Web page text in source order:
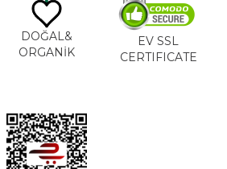
DOĞAL&
ORGANİK
EV SSL
CERTIFICATE